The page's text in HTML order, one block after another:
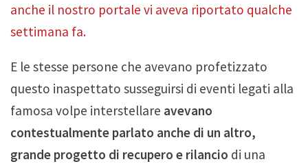
anche il nostro portale vi aveva riportato qualche
settimana fa.
E le stesse persone che avevano profetizzato
questo inaspettato susseguirsi di eventi legati alla
famosa volpe interstellare avevano
contestualmente parlato anche di un altro,
grande progetto di recupero e rilancio di una